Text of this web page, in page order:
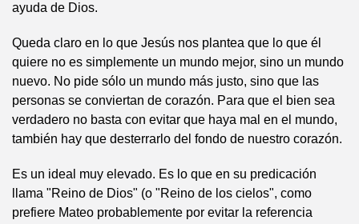
ayuda de Dios.
Queda claro en lo que Jesús nos plantea que lo que él
quiere no es simplemente un mundo mejor, sino un mundo
nuevo. No pide sólo un mundo más justo, sino que las
personas se conviertan de corazón. Para que el bien sea
verdadero no basta con evitar que haya mal en el mundo,
también hay que desterrarlo del fondo de nuestro corazón.
Es un ideal muy elevado. Es lo que en su predicación
llama "Reino de Dios" (o "Reino de los cielos", como
prefiere Mateo probablemente por evitar la referencia